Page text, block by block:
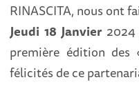
RINASCITA, nous ont
Jeudi 18 Janvier2024
première édition des
félicités de ce